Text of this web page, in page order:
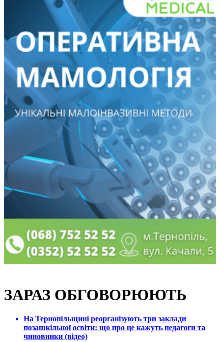
ЗАРАЗ ОБГОВОРЮЮТЬ
На Тернопільщині реорганізують три заклади
позашкільної освіти: що про це кажуть педагоги та
чиновники (відео)